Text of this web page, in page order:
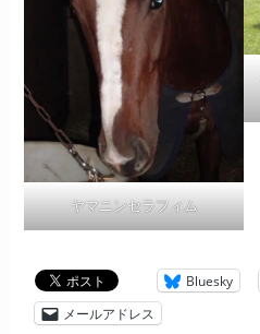
ヤマニンセラフィム
Bluesky
メールアドレス